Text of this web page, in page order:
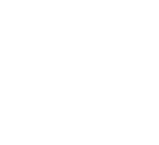
–
الليث –